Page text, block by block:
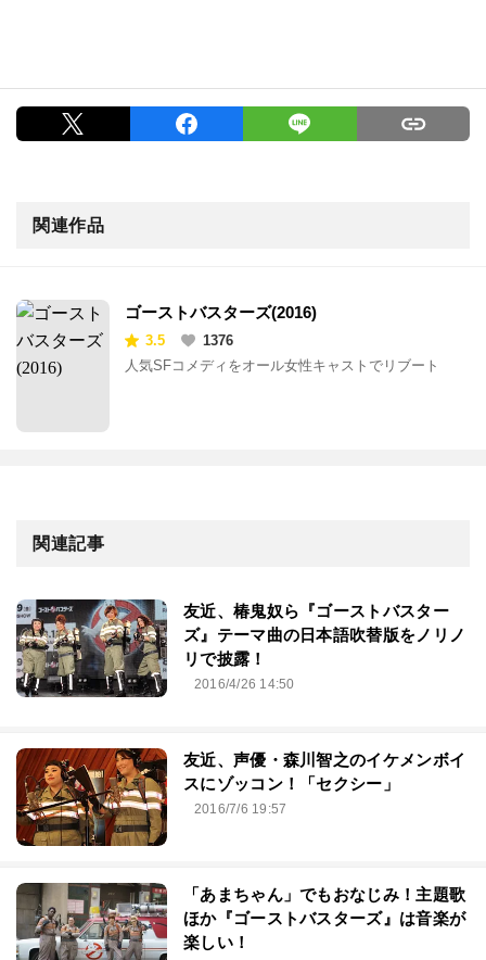
関連作品
ゴーストバスターズ(2016)
3.5
1376
人気SFコメディをオール女性キャストでリブート
関連記事
友近、椿鬼奴ら『ゴーストバスター
ズ』テーマ曲の日本語吹替版をノリノ
リで披露！
2016/4/26 14:50
友近、声優・森川智之のイケメンボイ
スにゾッコン！「セクシー」
2016/7/6 19:57
「あまちゃん」でもおなじみ！主題歌
ほか『ゴーストバスターズ』は音楽が
楽しい！